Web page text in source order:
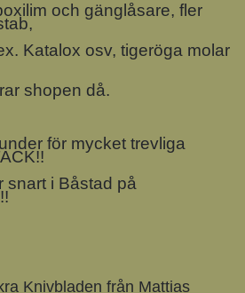
och gänglåsare, fler
Katalox osv, tigeröga molar
shopen då.
för mycket trevliga
snart i Båstad på
Knivbladen från Mattias